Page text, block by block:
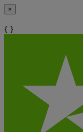
×
{ }